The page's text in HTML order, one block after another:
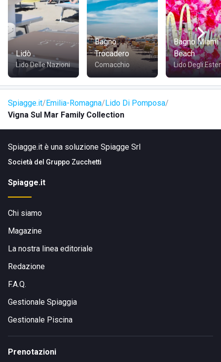
COME RAGGIUNGERE DOLCEVITA VIGNA SUL MAR
Per accedere al DolceVita Vigna Sul Mar, sarà necessario
entrare all'interno del Family Camping Village Vigna sul Mar,
situato in Via Capanno Garibaldi 20. La struttura è
facilmente accessibile in auto, e si trova a breve distanza
dal centro abitato del Lido di Pomposa.
Lidò
Lido Delle Nazioni
Bagno
Trocadero
Comacchio
Bagno Miami
Beach
Lido Degli
Spiagge.it Emilia-Romagna Lido Di Pomposa
Vigna Sul Mar Family Collection
Spiagge.it è una soluzione Spiagge Srl
Società del Gruppo Zucchetti
Spiagge.it
Chi siamo
Magazine
La nostra linea editoriale
Redazione
F.A.Q.
Gestionale Spiaggia
Gestionale Piscina
Prenotazioni